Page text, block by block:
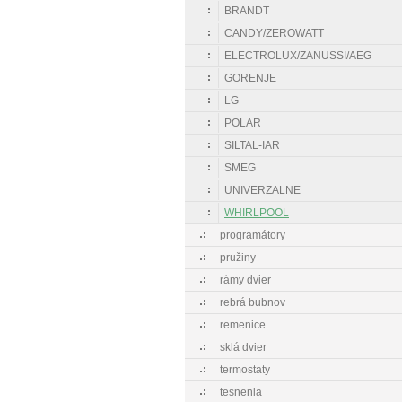
BRANDT
CANDY/ZEROWATT
ELECTROLUX/ZANUSSI/AEG
GORENJE
LG
POLAR
SILTAL-IAR
SMEG
UNIVERZALNE
WHIRLPOOL
programátory
pružiny
rámy dvier
rebrá bubnov
remenice
sklá dvier
termostaty
tesnenia